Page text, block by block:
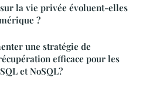
la vie privée évoluent-elles
?
une stratégie de
efficace pour les
et NoSQL?